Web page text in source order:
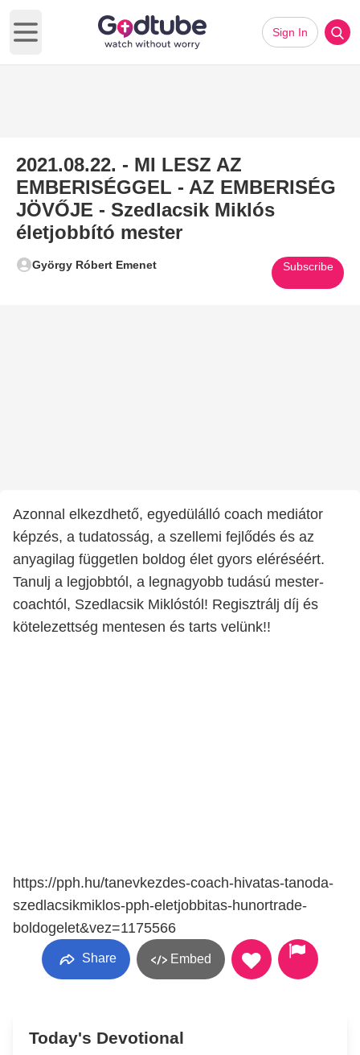
Open main menu
Sign In
2021.08.22. - MI LESZ AZ
EMBERISÉGGEL - AZ EMBERISÉG
JÖVŐJE - Szedlacsik Miklós
életjobbító mester
György Róbert Emenet Subscribe
Azonnal elkezdhető, egyedülálló coach mediátor
képzés, a tudatosság, a szellemi fejlődés és az
anyagilag független boldog élet gyors eléréséért.
Tanulj a legjobbtól, a legnagyobb tudású mester-
coachtól, Szedlacsik Miklóstól! Regisztrálj díj és
kötelezettség mentesen és tarts velünk!!
https://pph.hu/tanevkezdes-coach-hivatas-tanoda-
szedlacsikmiklos-pph-eletjobbitas-hunortrade-
boldogelet&vez=1175566
Share Embed
Today's Devotional